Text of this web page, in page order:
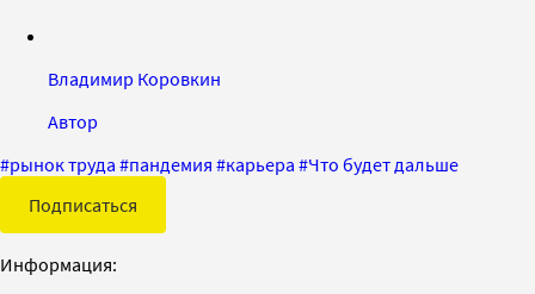
Владимир Коровкин
Автор
#рынок труда #пандемия #карьера #Что будет дальше
Подписаться
Информация: